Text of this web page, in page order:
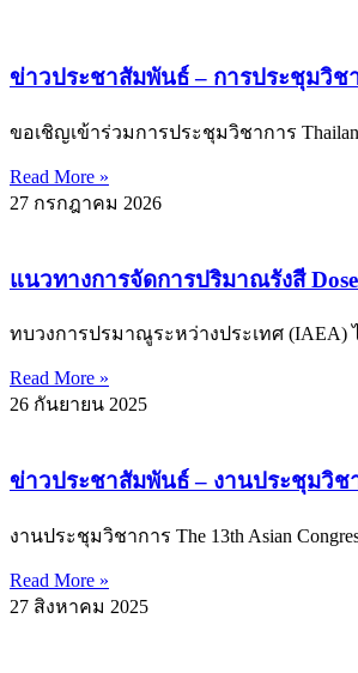
ข่าวประชาสัมพันธ์ – การประชุมวิช
ขอเชิญเข้าร่วมการประชุมวิชาการ
Read More »
27 กรกฎาคม 2026
แนวทางการจัดการปริมาณรังสี
ทบวงการปรมาณูระหว่างประเทศ (IAEA)
Read More »
26 กันยายน 2025
ข่าวประชาสัมพันธ์ – งานประชุมวิชา
งานประชุมวิชาการ The 13th Asian
Read More »
27 สิงหาคม 2025